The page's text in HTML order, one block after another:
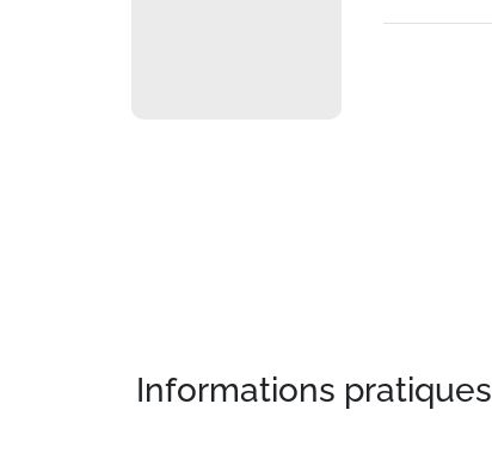
Informations pratiques